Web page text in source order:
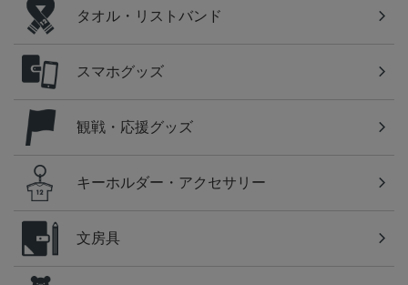
タオル・リストバンド
スマホグッズ
観戦・応援グッズ
キーホルダー・アクセサリー
文房具